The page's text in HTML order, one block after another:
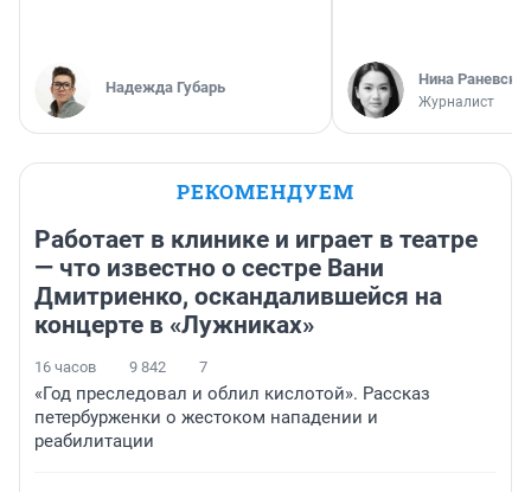
Надежда Губарь Нина
Журналист
РЕКОМЕНДУЕМ
Работает в клинике и играет в театре
— что известно о сестре Вани
Дмитриенко, оскандалившейся на
концерте в «Лужниках»
16 часов 9 842 7
«Год преследовал и облил кислотой». Рассказ
петербурженки о жестоком нападении и
реабилитации